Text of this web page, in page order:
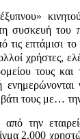
τη συσκευή
τις επτάμισι
χρήστες,
τους
ή
τους με…
την
2.000